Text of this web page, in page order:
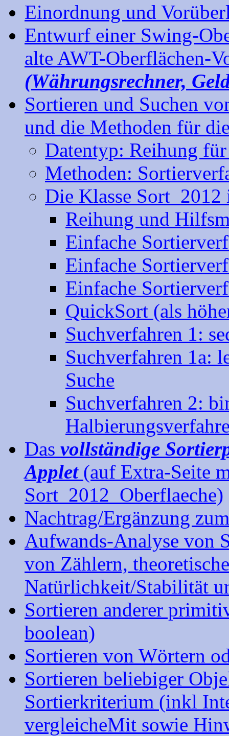
Einordnung und
Entwurf einer Swing-
alte AWT-Oberflächen-
(Währungsrechner,
Sortieren und Suchen
und die Methoden für
Datentyp: Reihung
Methoden:
Die Klasse
Reihung und
Einfache
Einfache
Einfache
QuickSort (als
Suchverfahren 1:
Suchverfahren 1a:
Suche
Suchverfahren 2:
Das vollständige
Applet(auf Extra-Seite
Sort_2012_Oberflaeche)
Nachtrag/Ergänzung
Aufwands-Analyse von
von Zählern,
Natürlichkeit/Stabilität
Sortieren anderer
boolean)
Sortieren von Wörtern
Sortieren beliebiger
Sortierkriterium (inkl
vergleicheMit sowie